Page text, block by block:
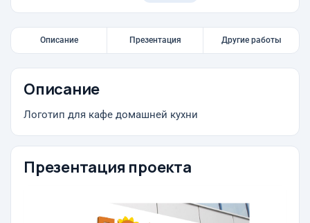
Описание Презентация Другие работы
Описание
Логотип для кафе домашней кухни
Презентация проекта